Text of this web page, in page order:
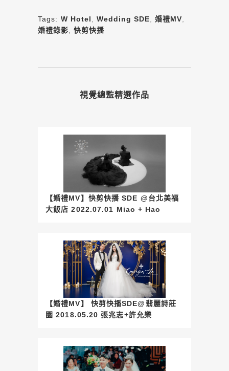
Tags: W Hotel Wedding SDE ,婚禮MV
婚禮錄影 ,快剪快播
視覺總監精選作品
【婚禮MV】快剪快播 SDE @台北美福
大飯店 2022.07.01 Miao + Hao
【婚禮MV】 快剪快播SDE@翡麗詩莊
園 2018.05.20 張兆志+許允樂